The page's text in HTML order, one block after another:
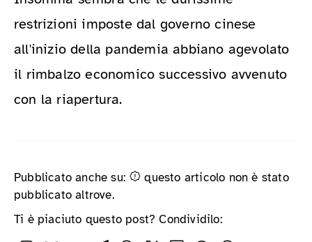
restrizioni imposte dal governo cinese
all'inizio della pandemia abbiano agevolato
il rimbalzo economico successivo avvenuto
con la riapertura.
Pubblicato anche su:
questo articolo non è stato
pubblicato altrove.
Ti è piaciuto questo post? Condividilo: